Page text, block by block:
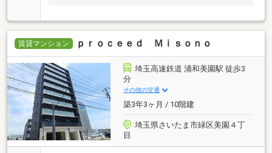
賃貸マンション ｐｒｏｃｅｅｄ Ｍｉｓｏｎｏ
埼玉高速鉄道 浦和美園駅 徒歩3
分
その他の交通
築3年3ヶ月 / 10階建
埼玉県さいたま市緑区美園４丁
目